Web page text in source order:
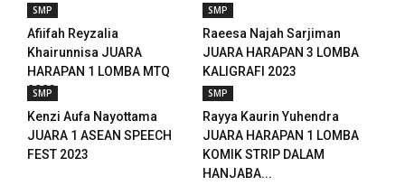
SMP
Afiifah Reyzalia
Khairunnisa JUARA
HARAPAN 1 LOMBA MTQ
2023
SMP
Raeesa Najah Sarjiman
JUARA HARAPAN 3 LOMBA
KALIGRAFI 2023
SMP
Kenzi Aufa Nayottama
JUARA 1 ASEAN SPEECH
FEST 2023
SMP
Rayya Kaurin Yuhendra
JUARA HARAPAN 1 LOMBA
KOMIK STRIP DALAM
HANJABA...